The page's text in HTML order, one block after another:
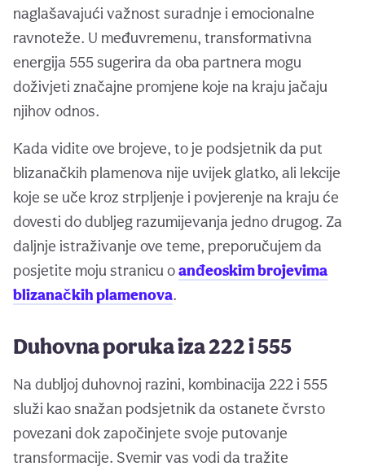
naglašavajući važnost suradnje i emocionalne
ravnoteže. U međuvremenu, transformativna
energija 555 sugerira da oba partnera mogu
doživjeti značajne promjene koje na kraju jačaju
njihov odnos.
Kada vidite ove brojeve, to je podsjetnik da put
blizanačkih plamenova nije uvijek glatko, ali lekcije
koje se uče kroz strpljenje i povjerenje na kraju će
dovesti do dubljeg razumijevanja jedno drugog. Za
daljnje istraživanje ove teme, preporučujem da
posjetite moju stranicu oanđeoskim brojevima
blizanačkih plamenova.
Duhovna poruka iza 222 i 555
Na dubljoj duhovnoj razini, kombinacija 222 i 555
služi kao snažan podsjetnik da ostanete čvrsto
povezani dok započinjete svoje putovanje
transformacije. Svemir vas vodi da tražite